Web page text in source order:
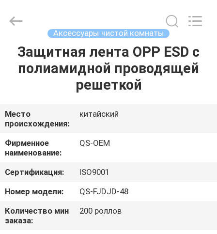
ДОМ
О
НАС
ПУТЕШЕСТВИЕ
ФАБРИКИ
ПРОВЕРКА
КАЧЕСТВА
Technology
Co.,Ltd.
Reserved.
Аксессуары чистой комнаты
Защитная лента OPP ESD с
полиамидной проводящей
решеткой
Место
происхождения:
китайский
Фирменное
наименование:
QS-OEM
Сертификация:
ISO9001
Номер модели:
QS-FJDJD-48
Количество мин
заказа:
200 роллов